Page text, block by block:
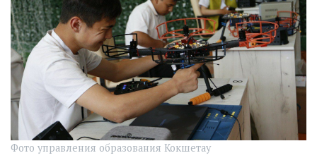
Фото управления образования Кокшетау